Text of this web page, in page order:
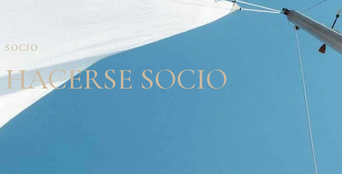
Socio
SOCIO
HACERSE SOCIO